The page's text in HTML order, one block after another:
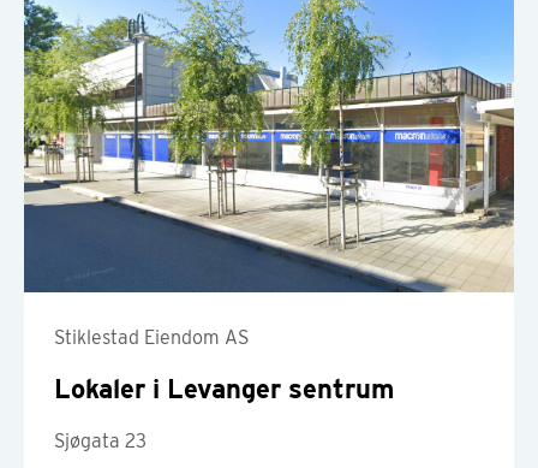
Stiklestad Eiendom AS
Lokaler i Levanger sentrum
Sjøgata 23